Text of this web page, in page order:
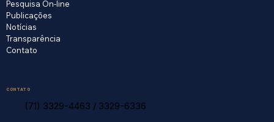
Pesquisa On-line
Publicações
Notícias
Transparência
Contato
CONTATO
(71) 3329-4463 / 3329-6336